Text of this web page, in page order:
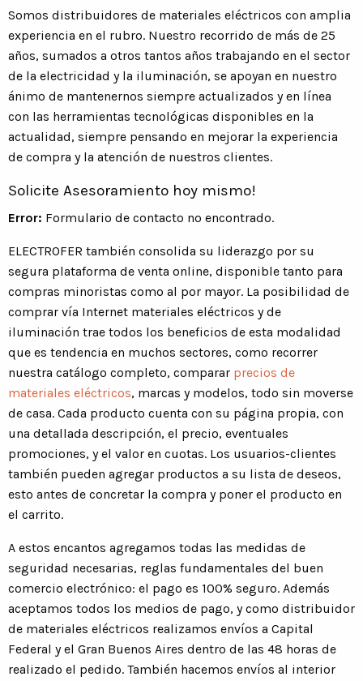
Somos distribuidores de materiales eléctricos con amplia
experiencia en el rubro. Nuestro recorrido de más de 25
años, sumados a otros tantos años trabajando en el sector
de la electricidad y la iluminación, se apoyan en nuestro
ánimo de mantenernos siempre actualizados y en línea
con las herramientas tecnológicas disponibles en la
actualidad, siempre pensando en mejorar la experiencia
de compra y la atención de nuestros clientes.
Solicite Asesoramiento hoy mismo!
Error: Formulario de contacto no encontrado.
ELECTROFER también consolida su liderazgo por su
segura plataforma de venta online, disponible tanto para
compras minoristas como al por mayor. La posibilidad de
comprar vía Internet materiales eléctricos y de
iluminación trae todos los beneficios de esta modalidad
que es tendencia en muchos sectores, como recorrer
nuestra catálogo completo, comparar precios de
materiales eléctricos, marcas y modelos, todo sin moverse
de casa. Cada producto cuenta con su página propia, con
una detallada descripción, el precio, eventuales
promociones, y el valor en cuotas. Los usuarios-clientes
también pueden agregar productos a su lista de deseos,
esto antes de concretar la compra y poner el producto en
el carrito.
A estos encantos agregamos todas las medidas de
seguridad necesarias, reglas fundamentales del buen
comercio electrónico: el pago es 100% seguro. Además
aceptamos todos los medios de pago, y como distribuidor
de materiales eléctricos realizamos envíos a Capital
Federal y el Gran Buenos Aires dentro de las 48 horas de
realizado el pedido. También hacemos envíos al interior